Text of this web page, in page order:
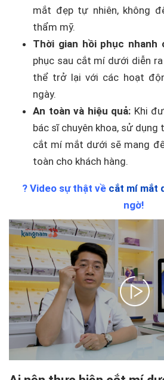
mắt đẹp tự nhiên, không
thẩm mỹ.
Thời gian hồi phục nhanh
phục sau cắt mí dưới diễn
thể trở lại với các hoạt
ngày.
An toàn và hiệu quả: Khi
bác sĩ chuyên khoa, sử
cắt mí mắt dưới sẽ mang
toàn cho khách hàng.
? Video sự thật về cắt mí mắt
ngờ!